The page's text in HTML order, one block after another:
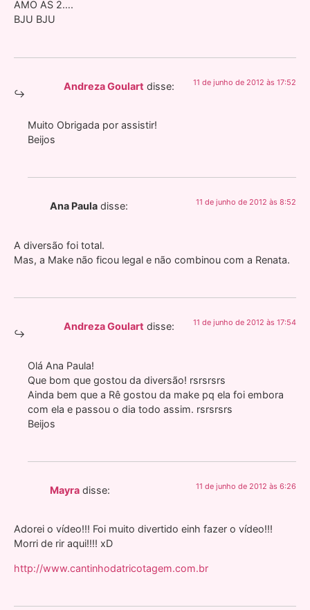
AMO AS 2….
BJU BJU
Andreza Goulart disse: 11 de junho de 2012 às 17:52
Muito Obrigada por assistir!
Beijos
Ana Paula disse: 11 de junho de 2012 às 8:52
A diversão foi total.
Mas, a Make não ficou legal e não combinou com a Renata.
Andreza Goulart disse: 11 de junho de 2012 às 17:54
Olá Ana Paula!
Que bom que gostou da diversão! rsrsrsrs
Ainda bem que a Rê gostou da make pq ela foi embora
com ela e passou o dia todo assim. rsrsrsrs
Beijos
Mayra disse: 11 de junho de 2012 às 6:26
Adorei o vídeo!!! Foi muito divertido einh fazer o vídeo!!!
Morri de rir aqui!!!! xD
http://www.cantinhodatricotagem.com.br